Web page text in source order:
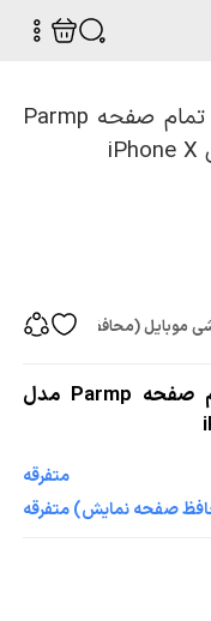
موبایل (محافظ صفحه
محافظ صفحه نمایش پرایوسی تمام صفحه Parmp مدل
متفرقه
صفحه نمایش) متفرقه